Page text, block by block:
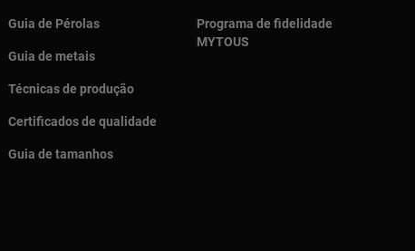
Guia de Pérolas
Guia de metais
Técnicas de produção
Certificados de qualidade
Guia de tamanhos
Programa de fidelidade
MYTOUS